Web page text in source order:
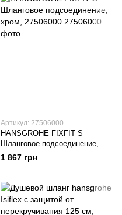
Артикул: 27506000
HANSGROHE FIXFIT S
Шланговое подсоединение,
хром, 27506000
1 867 грн